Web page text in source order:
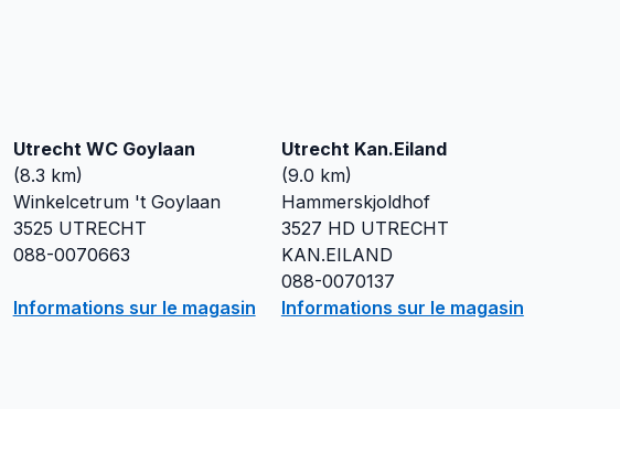
Utrecht WC Goylaan
(8.3 km)
Winkelcetrum 't Goylaan
3525 UTRECHT
088-0070663
Informations sur le magasin
Utrecht Kan.Eiland
(9.0 km)
Hammerskjoldhof
3527 HD UTRECHT
KAN.EILAND
088-0070137
Informations sur le magasin